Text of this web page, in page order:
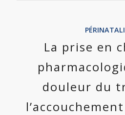
La prise en
douleur du